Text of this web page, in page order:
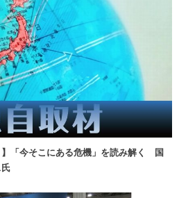
】「今そこにある危機」を読み解く 国